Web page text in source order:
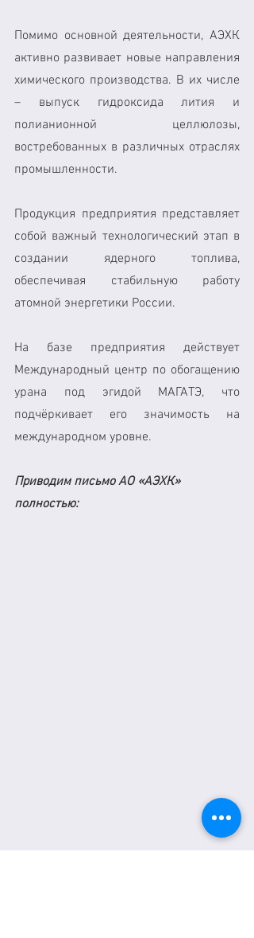
Помимо основной деятельности, АЭХК
активно развивает новые направления
химического производства. В их числе
– выпуск гидроксида лития и
полианионной целлюлозы,
востребованных в различных отраслях
промышленности.
Продукция предприятия представляет
собой важный технологический этап в
создании ядерного топлива,
обеспечивая стабильную работу
атомной энергетики России.
На базе предприятия действует
Международный центр по обогащению
урана под эгидой МАГАТЭ, что
подчёркивает его значимость на
международном уровне.
Приводим письмо АО «АЭХК»
полностью: